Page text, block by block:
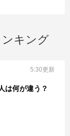
キング
5:30更新
は何が違う？